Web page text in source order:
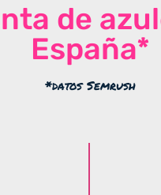
de
España*
*datos Semrush